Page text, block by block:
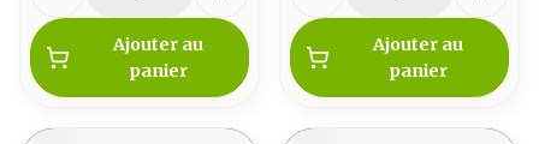
Ajouter au
panier
Ajouter au
panier